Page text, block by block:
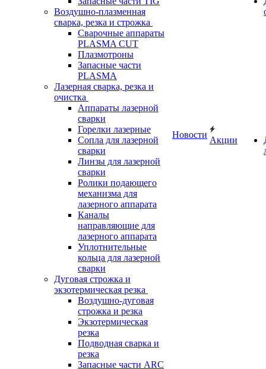
Воздушно-плазменная
сварка, резка и строжка
Сварочные аппараты
PLASMA CUT
Плазмотроны
Запасные части
PLASMA
Лазерная сварка, резка и
очистка
Аппараты лазерной
сварки
Горелки лазерные
Сопла для лазерной
сварки
Линзы для лазерной
сварки
Ролики подающего
механизма для
лазерного аппарата
Каналы
направляющие для
лазерного аппарата
Уплотнительные
кольца для лазерной
сварки
Дуговая строжка и
экзотермическая резка
Воздушно-дуговая
строжка и резка
Экзотермическая
резка
Подводная сварка и
резка
Запасные части ARC
Новости
Акции